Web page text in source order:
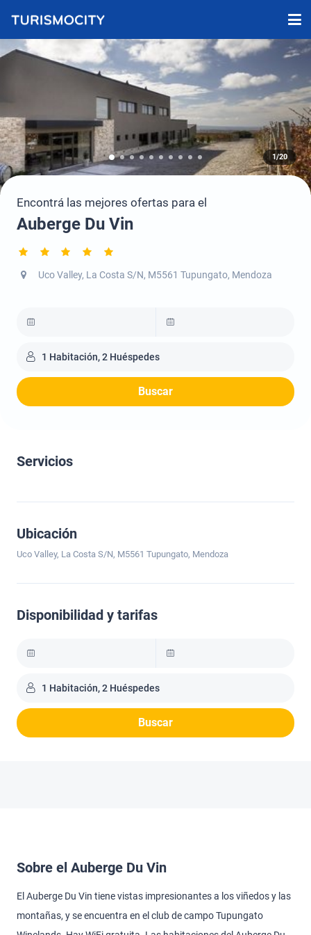
1/20
Encontrá las mejores ofertas para el
Auberge Du Vin
Uco Valley, La Costa S/N, M5561 Tupungato, Mendoza
1 Habitación, 2 Huéspedes
Buscar
Servicios
Ubicación
Uco Valley, La Costa S/N, M5561 Tupungato, Mendoza
Disponibilidad y tarifas
1 Habitación, 2 Huéspedes
Buscar
Sobre el Auberge Du Vin
El Auberge Du Vin tiene vistas impresionantes a los viñedos y las
montañas, y se encuentra en el club de campo Tupungato